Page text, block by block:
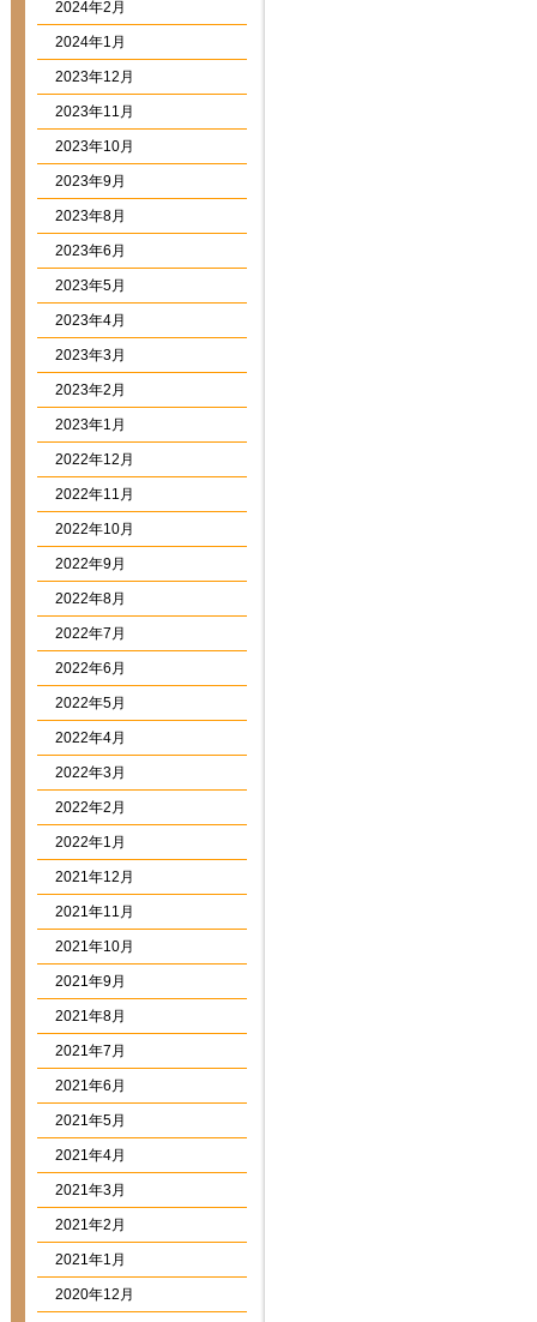
2024年2月
2024年1月
2023年12月
2023年11月
2023年10月
2023年9月
2023年8月
2023年6月
2023年5月
2023年4月
2023年3月
2023年2月
2023年1月
2022年12月
2022年11月
2022年10月
2022年9月
2022年8月
2022年7月
2022年6月
2022年5月
2022年4月
2022年3月
2022年2月
2022年1月
2021年12月
2021年11月
2021年10月
2021年9月
2021年8月
2021年7月
2021年6月
2021年5月
2021年4月
2021年3月
2021年2月
2021年1月
2020年12月